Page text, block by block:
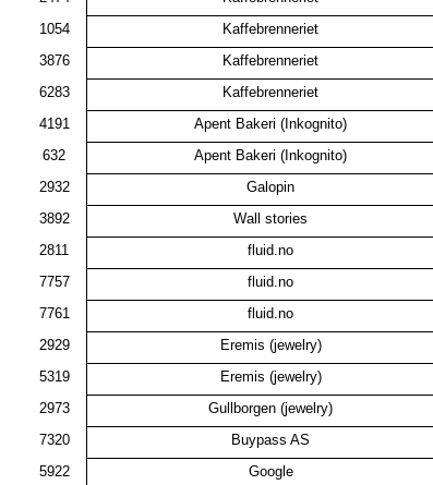
1054
Kaffebrenneriet
3876
Kaffebrenneriet
6283
Kaffebrenneriet
4191
Apent Bakeri (Inkognito)
632
Apent Bakeri (Inkognito)
2932
Galopin
3892
Wall stories
2811
fluid.no
7757
fluid.no
7761
fluid.no
2929
Eremis (jewelry)
5319
Eremis (jewelry)
2973
Gullborgen (jewelry)
7320
Buypass AS
5922
Google